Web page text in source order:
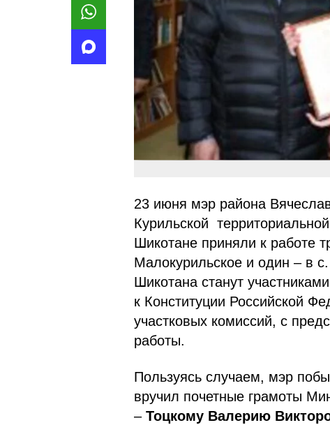
23 июня мэр района
Курильской
Шикотане приняли к работе
Малокурильское и один – в
Шикотана станут
к Конституции Российской
участковых комиссий, с
работы.
Пользуясь случаем, мэр
вручил почетные грамоты
– Тоцкому Валерию